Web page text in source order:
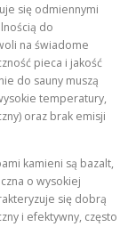
się odmiennymi
do
na świadome
pieca i jakość
do sauny muszą
temperatury,
oraz brak emisji
kamieni są bazalt,
o wysokiej
się dobrą
i efektywny, często